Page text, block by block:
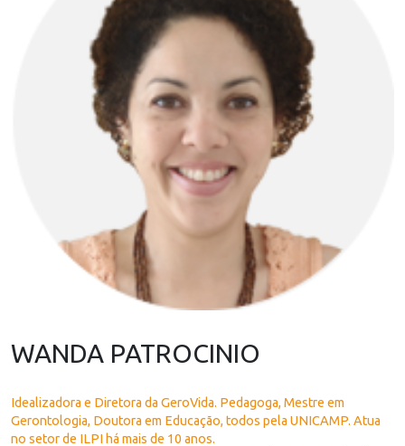
WANDA PATROCINIO
Idealizadora e Diretora da GeroVida. Pedagoga, Mestre em
Gerontologia, Doutora em Educação, todos pela UNICAMP. Atua
no setor de ILPI há mais de 10 anos.